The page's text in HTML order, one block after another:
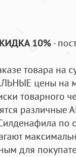
10%-
товара на
цены на
товарного
по
для